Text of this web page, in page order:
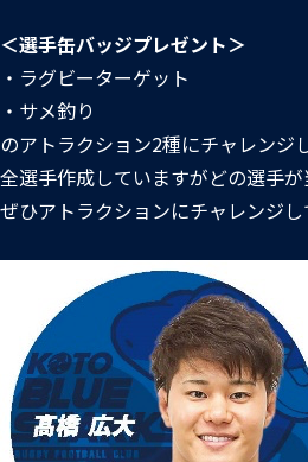
＜選手缶バッジプレゼント＞
・ラグビーターゲット
・サメ釣り
のアトラクション2種にチャレンジ
全選手作成していますがどの選手
ぜひアトラクションにチャレンジ